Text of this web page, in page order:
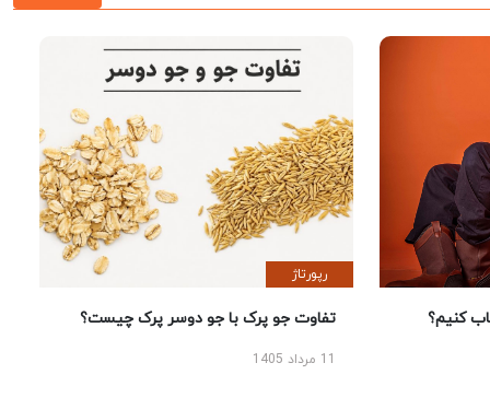
کنیم؟
رپورتاژ
تفاوت جو پرک با جو دوسر پرک چیست؟